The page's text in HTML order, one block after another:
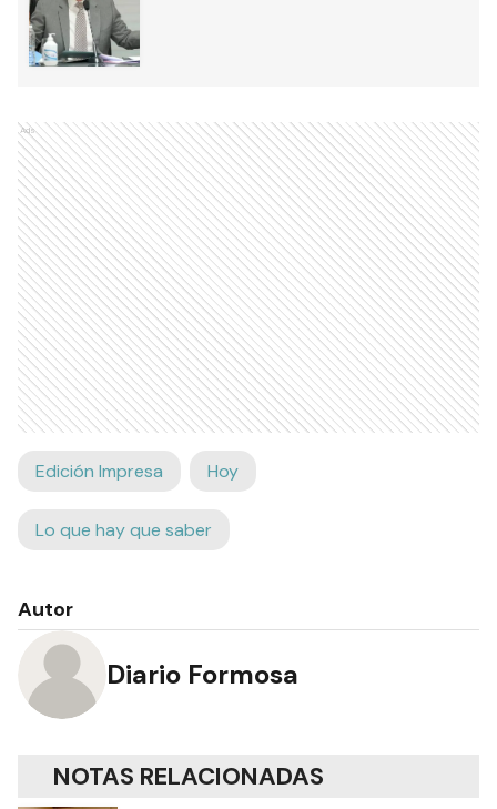
Ads
Edición Impresa Hoy
Lo que hay que saber
Autor
Diario Formosa
NOTAS RELACIONADAS